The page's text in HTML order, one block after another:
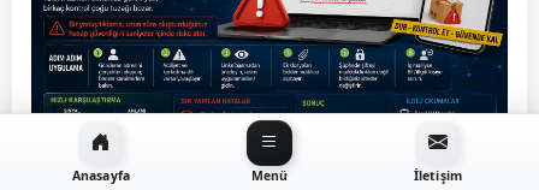
Anasayfa Menü İletişim